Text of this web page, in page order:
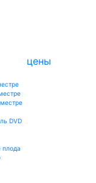
DVD
плода
цены